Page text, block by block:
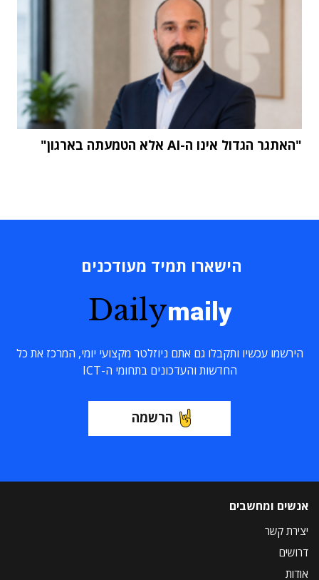
"האתגר הגדול אינו ה-AI אלא הטמעתה בארגון"
הישארו תמיד מעודכנים
Dailymaily
הירשמו עכשיו ותקבלו גם אתם ניוזלטר מקצועי יומי, המרכז את כל
החדשות והעדכונים בתחומי ה-ICT
הרשמה
אנשים ומחשבים
יצירת קשר
דרושים
אודות